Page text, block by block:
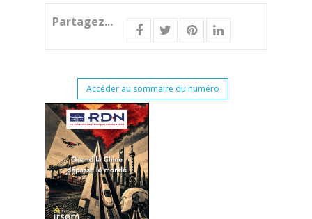
Partagez...
Accéder au sommaire du numéro